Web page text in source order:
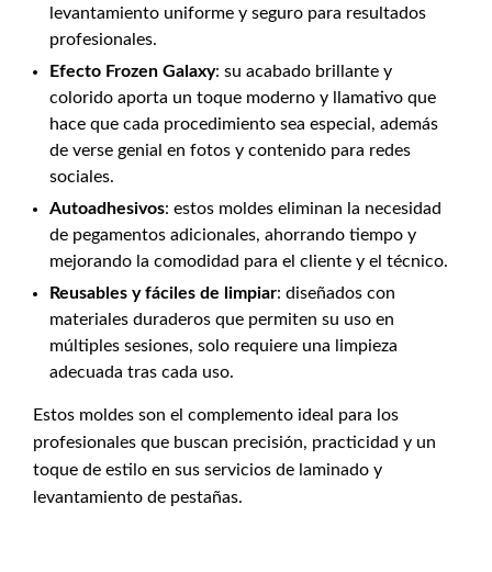
levantamiento uniforme y seguro para resultados
profesionales.
Efecto Frozen Galaxy: su acabado brillante y
colorido aporta un toque moderno y llamativo que
hace que cada procedimiento sea especial, además
de verse genial en fotos y contenido para redes
sociales.
Autoadhesivos: estos moldes eliminan la necesidad
de pegamentos adicionales, ahorrando tiempo y
mejorando la comodidad para el cliente y el técnico.
Reusables y fáciles de limpiar: diseñados con
materiales duraderos que permiten su uso en
múltiples sesiones, solo requiere una limpieza
adecuada tras cada uso.
Estos moldes son el complemento ideal para los
profesionales que buscan precisión, practicidad y un
toque de estilo en sus servicios de laminado y
levantamiento de pestañas.